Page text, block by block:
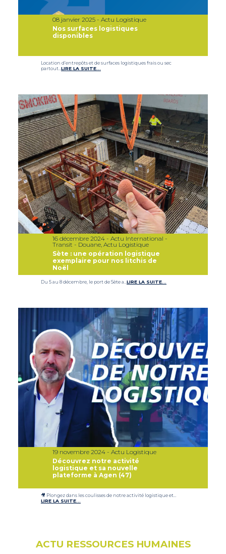
08 janvier 2025 - Actu Logistique
Nos surfaces logistiques
disponibles
Location d’entrepôts et de surfaces logistiques frais ou sec
partout… LIRE LA SUITE…
16 décembre 2024 - Actu International -
Transit - Douane, Actu Logistique
Sète : une opération logistique
exemplaire pour nos litchis de
Noël
Du 5 au 8 décembre, le port de Sète a… LIRE LA SUITE…
19 novembre 2024 - Actu Logistique
Découvrez notre activité
logistique et sa nouvelle
plateforme à Agen (47)
🎥 Plongez dans les coulisses de notre activité logistique et…
LIRE LA SUITE…
ACTU RESSOURCES HUMAINES